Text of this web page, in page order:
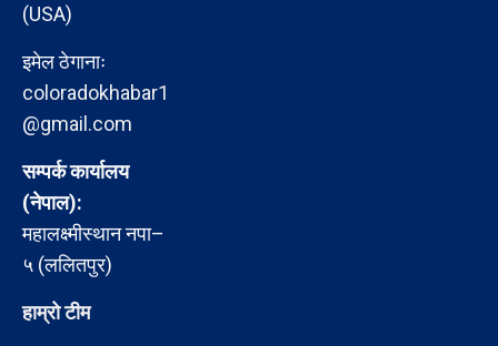
(USA)
इमेल ठेगानाः
coloradokhabar1
@gmail.com
सम्पर्क कार्यालय
(नेपाल):
महालक्ष्मीस्थान नपा–
५ (ललितपुर)
हाम्रो टीम